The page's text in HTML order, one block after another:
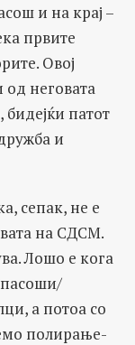
и на крај –
првите
Овој
неговата
бидејќи патот
и
сепак, не е
на СДСМ.
Лошо е кога
пасоши/
а потоа со
полирање-